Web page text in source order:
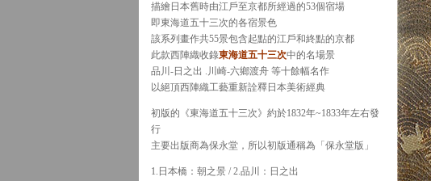
描繪日本舊時由江戶至京都所經過的53個宿場
即東海道五十三次的各宿景色
該系列畫作共55景包含起點的江戶和終點的京都
此款西陣織收錄東海道五十三次中的名場景
品川-日之出 .川崎-六鄉渡舟 等十餘幅名作
以絕頂西陣織工藝重新詮釋日本美術經典
初版的《東海道五十三次》約於1832年~1833年左右發
行
主要出版商為保永堂，所以初版通稱為「保永堂版」
1.日本橋：朝之景 / 2.品川：日之出